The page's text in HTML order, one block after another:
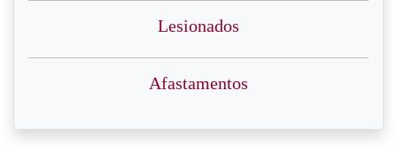
Lesionados
Afastamentos